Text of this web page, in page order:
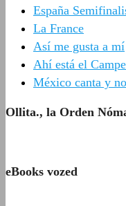
España
La France
Así me gusta a mí
Ahí está el
México canta y
Ollita., la Orden
eBooks vozed